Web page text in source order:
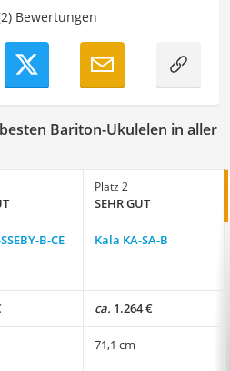
Bewertungen
Bariton-Ukulelen in aller
Platz 2
SEHR GUT
B-CE Kala ‎KA-SA-B
ca. 1.264 €
71,1 cm